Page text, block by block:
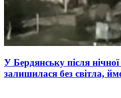
У Бердянську після
залишилася без світла,